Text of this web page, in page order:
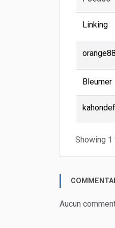
Linking
orange88
Bleumer
Showing
Aucun